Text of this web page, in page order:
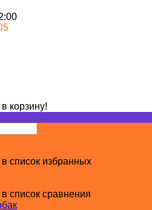
корзину!
список избранных
список сравнения